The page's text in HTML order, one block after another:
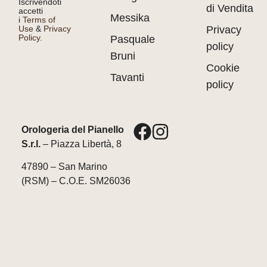
accetti
iTerms of
Use & Privacy
Policy.
Messika
Pasquale
Bruni
Tavanti
di Vendita
Privacy
policy
Cookie
policy
Orologeria del Pianello
S.r.l.– Piazza Libertà, 8
47890 – San Marino
(RSM) – C.O.E. SM26036